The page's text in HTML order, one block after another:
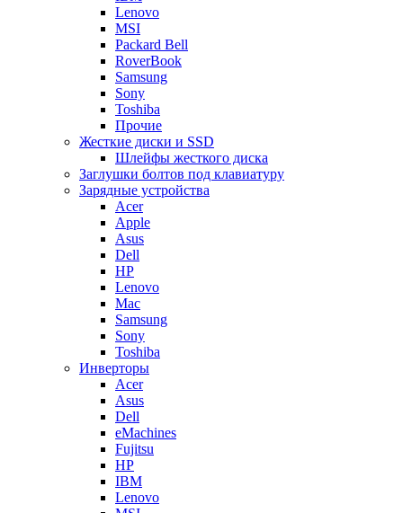
Lenovo
MSI
Packard Bell
RoverBook
Samsung
Sony
Toshiba
Прочие
Жесткие диски и SSD
Шлейфы жесткого диска
Заглушки болтов под клавиатуру
Зарядные устройства
Acer
Apple
Asus
Dell
HP
Lenovo
Mac
Samsung
Sony
Toshiba
Инверторы
Acer
Asus
Dell
eMachines
Fujitsu
HP
IBM
Lenovo